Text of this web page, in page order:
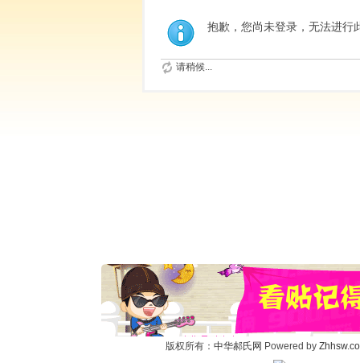
抱歉，您尚未登录，无法进行
请稍候...
版权所有： 中华郝氏网 Powered by